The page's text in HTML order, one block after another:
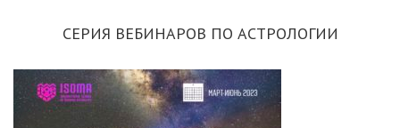
СЕРИЯ ВЕБИНАРОВ ПО АСТРОЛОГИИ